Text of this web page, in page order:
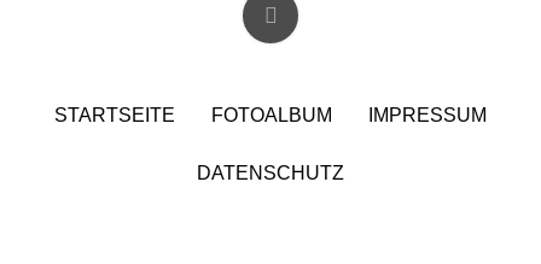
STARTSEITE FOTOALBUM IMPRESSUM
DATENSCHUTZ